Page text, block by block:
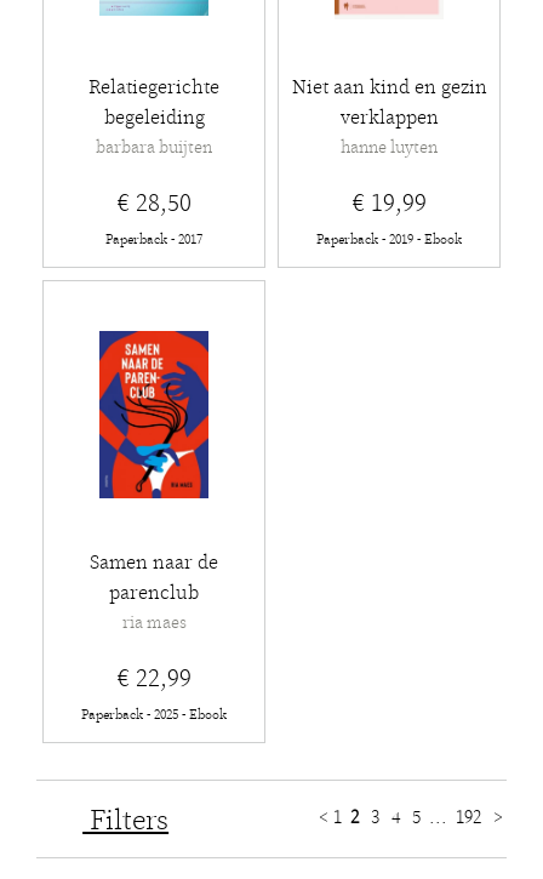
Relatiegerichte
begeleiding
barbara buijten
€ 28,50
Paperback - 2017
Niet aan kind en gezin
verklappen
hanne luyten
€ 19,99
Paperback - 2019 - Ebook
Samen naar de
parenclub
ria maes
€ 22,99
Paperback - 2025 - Ebook
Filters < 1 2 3 4 5 ... 192 >